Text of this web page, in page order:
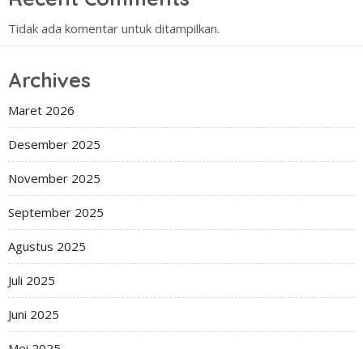
Tidak ada komentar untuk ditampilkan.
Archives
Maret 2026
Desember 2025
November 2025
September 2025
Agustus 2025
Juli 2025
Juni 2025